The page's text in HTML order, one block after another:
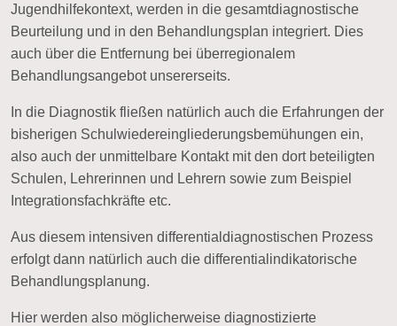
Jugendhilfekontext, werden in die gesamtdiagnostische
Beurteilung und in den Behandlungsplan integriert. Dies
auch über die Entfernung bei überregionalem
Behandlungsangebot unsererseits.
In die Diagnostik fließen natürlich auch die Erfahrungen der
bisherigen Schulwiedereingliederungsbemühungen ein,
also auch der unmittelbare Kontakt mit den dort beteiligten
Schulen, Lehrerinnen und Lehrern sowie zum Beispiel
Integrationsfachkräfte etc.
Aus diesem intensiven differentialdiagnostischen Prozess
erfolgt dann natürlich auch die differentialindikatorische
Behandlungsplanung.
Hier werden also möglicherweise diagnostizierte